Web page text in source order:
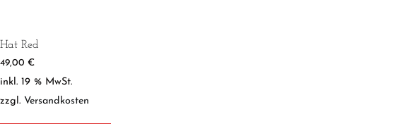
Hat Red
49,00 €
inkl. 19 % MwSt.
zzgl. Versandkosten